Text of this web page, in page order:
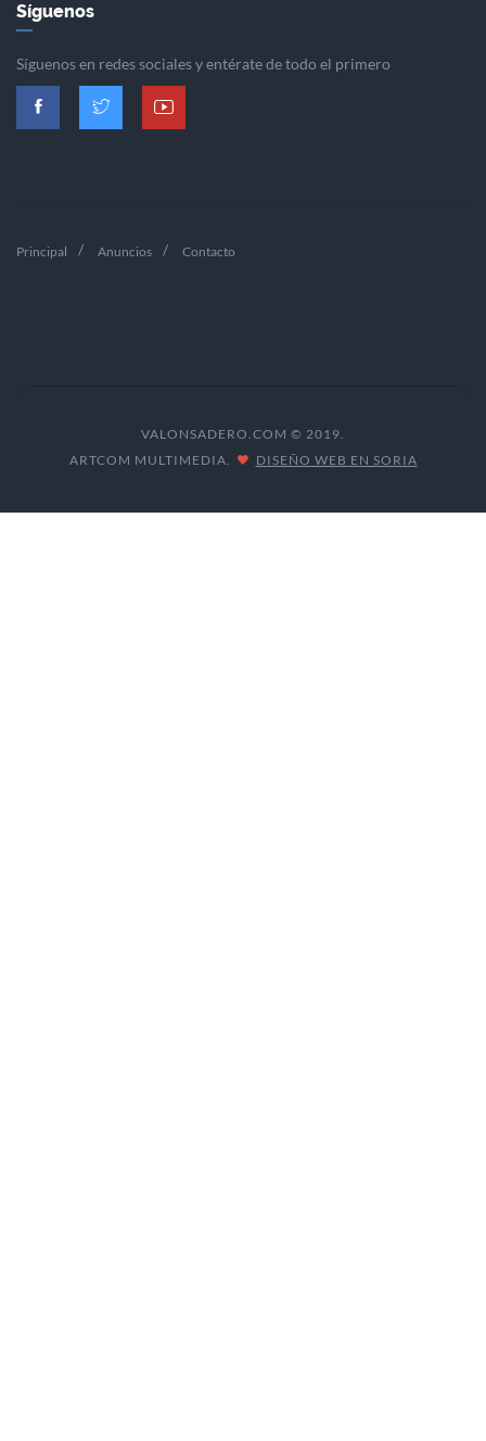
Síguenos
Síguenos en redes sociales y entérate de todo el primero
Principal Anuncios Contacto
VALONSADERO.COM © 2019.
ARTCOM MULTIMEDIA.
DISEÑO WEB EN SORIA